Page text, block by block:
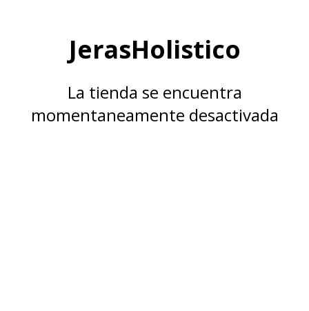
JerasHolistico
La tienda se encuentra
momentaneamente desactivada